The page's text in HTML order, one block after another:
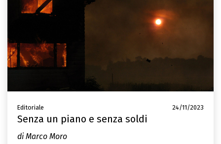
Editoriale 24/11/2023
Senza un piano e senza soldi
di Marco Moro